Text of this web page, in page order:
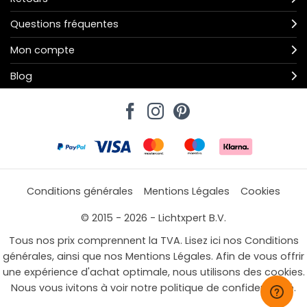
Questions fréquentes
Mon compte
Blog
Conditions générales Mentions Légales
Cookies
© 2015 - 2026 - Lichtxpert B.V.
Tous nos prix comprennent la TVA. Lisez ici nos Conditions
générales, ainsi que nos Mentions Légales. Afin de vous offrir
une expérience d'achat optimale, nous utilisons des cookies.
Nous vous ivitons à voir notre politique de confidentialité.